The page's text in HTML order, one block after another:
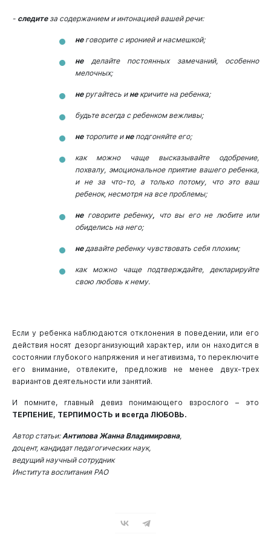
- следитеза содержанием и интонацией вашей речи:
неговорите с иронией и насмешкой;
неделайте постоянных замечаний, особенно
мелочных;
неругайтесь и некричите на ребенка;
будьте всегда с ребенком вежливы;
неторопите и не подгоняйте его;
как можно чаще высказывайте одобрение,
похвалу, эмоциональное приятие вашего ребенка,
и не за что-то, а только потому, что это ваш
ребенок, несмотря на все проблемы;
не говорите ребенку, что вы его не любите или
обиделись на него;
недавайте ребенку чувствовать себя плохим;
как можно чаще подтверждайте, декларируйте
свою любовь к нему.
Если у ребенка наблюдаются отклонения в поведении, или его
действия носят дезорганизующий характер, или он находится в
состоянии глубокого напряжения и негативизма, то переключите
его внимание, отвлеките, предложив не менее двух-трех
вариантов деятельности или занятий.
И помните, главный девиз понимающего взрослого – это
ТЕРПЕНИЕ, ТЕРПИМОСТЬ и всегда ЛЮБОВЬ.
Автор статьи: Антипова Жанна Владимировна,
доцент, кандидат педагогических наук,
ведущий научный сотрудник
Института воспитания РАО